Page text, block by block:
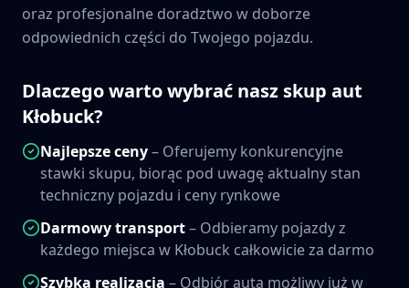
oraz profesjonalne doradztwo w doborze
odpowiednich części do Twojego pojazdu.
Dlaczego warto wybrać nasz skup aut
Kłobuck?
Najlepsze ceny– Oferujemy konkurencyjne
stawki skupu, biorąc pod uwagę aktualny stan
techniczny pojazdu i ceny rynkowe
Darmowy transport– Odbieramy pojazdy z
każdego miejsca w Kłobuck całkowicie za darmo
Szybka realizacja – Odbiór auta możliwy już w